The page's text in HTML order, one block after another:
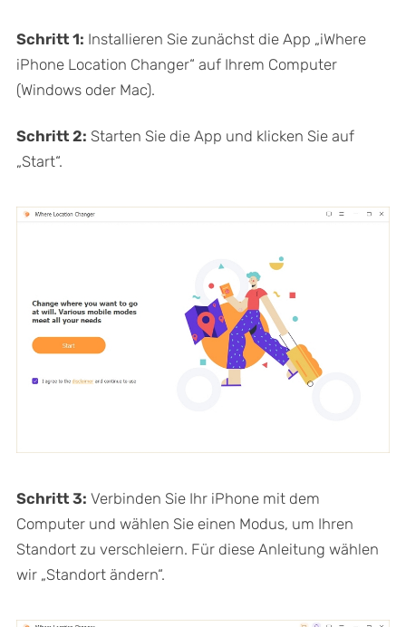
Schritt 1: Installieren Sie zunächst die App „iWhere
iPhone Location Changer“ auf Ihrem Computer
(Windows oder Mac).
Schritt 2: Starten Sie die App und klicken Sie auf
„Start“.
Schritt 3: Verbinden Sie Ihr iPhone mit dem
Computer und wählen Sie einen Modus, um Ihren
Standort zu verschleiern. Für diese Anleitung wählen
wir „Standort ändern“.